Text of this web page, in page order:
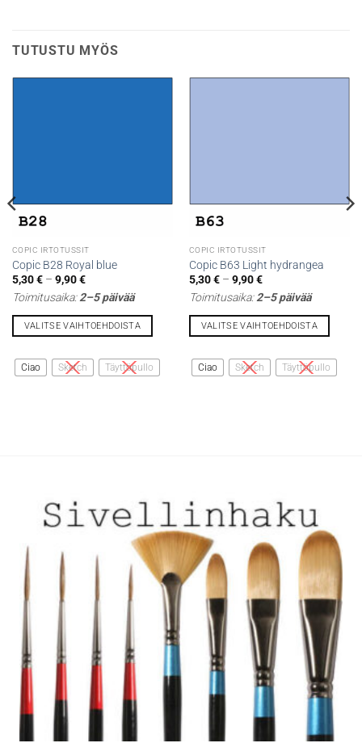
TUTUSTU MYÖS
COPIC IRTOTUSSIT
Copic B28 Royal blue
5,30€ – 9,90€Hintaluokka:
-
Toimitusaika:2–5 päivää
VALITSE VAIHTOEHDOISTA
tuotteella
on
Ciao Sketch Täyttöpullo
COPIC IRTOTUSSIT
Copic B63 Light hydrangea
5,30€ – 9,90€Hintaluokka:
-
Toimitusaika:2–5 päivää
VALITSE VAIHTOEHDOISTA
tuotteella
on
Ciao Sketch Täyttöpullo